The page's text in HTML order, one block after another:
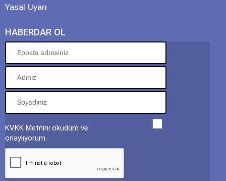
Yasal Uyarı
HABERDAR OL
KVKK Metnini okudum ve
onaylıyorum.